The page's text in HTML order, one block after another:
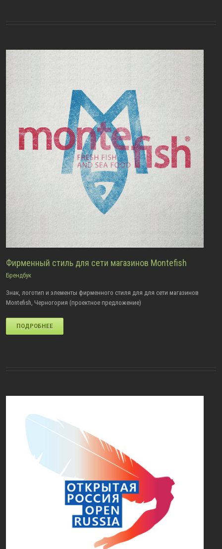
Фирменный стиль для сети магазинов Montefish
Брендбук
Знак, логотип и элементы фирменного стиля для для сети магазинов
Montefish, Черногория (проектное предложение)
ПОДРОБНЕЕ